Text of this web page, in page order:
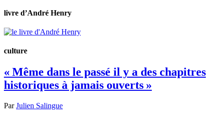
livre d’André Henry
culture
« Même dans le passé il y a des chapitres
historiques à jamais ouverts »
ParJulien Salingue